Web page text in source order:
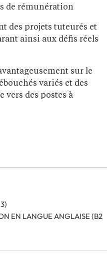
de rémunération
des projets tuteurés et
ainsi aux défis réels
sur le
variés et des
vers des postes à
EN LANGUE ANGLAISE (B2